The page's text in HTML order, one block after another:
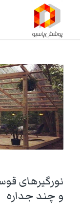
نورگیرهای
و چند جداره